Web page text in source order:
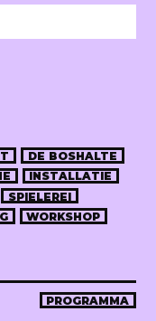
DE BOSHALTE
INSTALLATIE
SPIELEREI
WORKSHOP
PROGRAMMA